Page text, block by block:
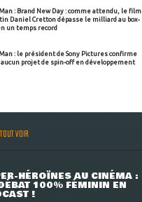
: Brand New Day : comme attendu, le film
Daniel Cretton dépasse le milliard au box-
un temps record
: le président de Sony Pictures confirme
projet de spin-off en développement
TOUT VOIR
HÉROÏNES AU CINÉMA :
100% FÉMININ EN
!